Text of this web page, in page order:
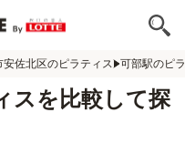
安佐北区のピラティス 可部駅のピ
スを比較して探